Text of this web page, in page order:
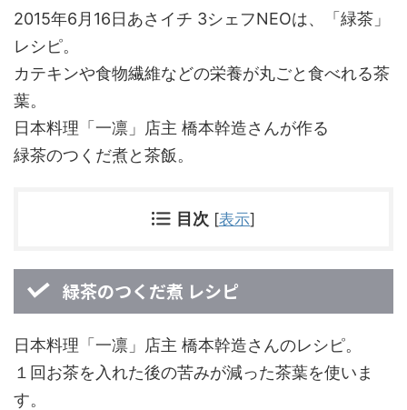
2015年6月16日あさイチ 3シェフNEOは、「緑茶」
レシピ。
カテキンや食物繊維などの栄養が丸ごと食べれる茶
葉。
日本料理「一凛」店主 橋本幹造さんが作る
緑茶のつくだ煮と茶飯。
目次 [表示]
緑茶のつくだ煮 レシピ
日本料理「一凛」店主 橋本幹造さんのレシピ。
１回お茶を入れた後の苦みが減った茶葉を使いま
す。